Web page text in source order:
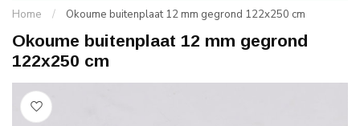
Home / Okoume buitenplaat 12 mm gegrond 122x250 cm
Okoume buitenplaat 12 mm gegrond
122x250 cm